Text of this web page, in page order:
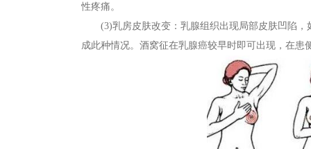
性疼痛。
(3)乳房皮肤改变：乳腺组织出现局部皮肤凹陷，
成此种情况。酒窝征在乳腺癌较早时即可出现，在患